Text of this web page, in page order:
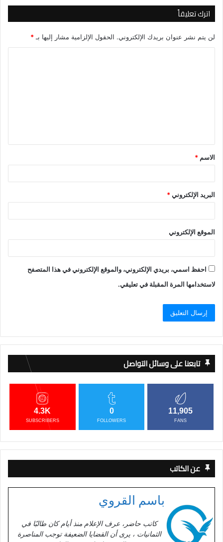
اترك تعليقاً
لن يتم نشر عنوان بريدك الإلكتروني. الحقول الإلزامية مشار إليها بـ *
ق
*
الاسم *
البريد الإلكتروني*
الموقع الإلكتروني
احفظ اسمي، بريدي الإلكتروني، والموقع الإلكتروني في هذا المتصفح
لاستخدامها المرة المقبلة في تعليقي.
تابعنا على وسائل التواصل
11,905
FANS
0
FOLLOWERS
4.3K
SUBSCRIBERS
عن الكاتب
باسم القروي
كاتب حاضر، عرف الإعلام منذ أيام كان طالبًا في
الثمانيات ، يرى أن القضايا الضعيفة توجب المناصرة